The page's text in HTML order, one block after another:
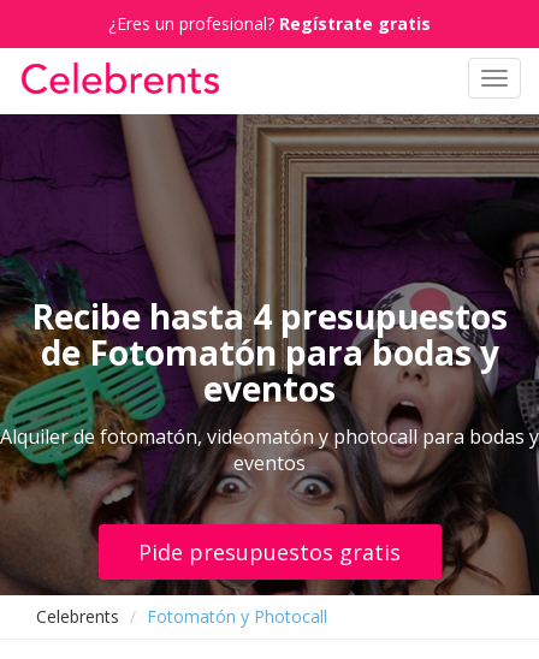
¿Eres un profesional? Regístrate gratis
Recibe hasta 4 presupuestos
de Fotomatón para bodas y
eventos
Alquiler de fotomatón, videomatón y photocall para bodas y
eventos
Pide presupuestos gratis
Celebrents Fotomatón y Photocall